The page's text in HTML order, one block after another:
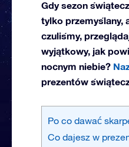
Gdy sezon
tylko przemyślany,
czuliśmy,
wyjątkowy, jak
nocnym niebie?
prezentów
Po co dawać
Co dajesz w